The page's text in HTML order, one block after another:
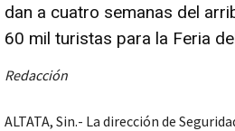
dan a cuatro semanas del
60 mil turistas para la Feria
Redacción
ALTATA, Sin.- La dirección de